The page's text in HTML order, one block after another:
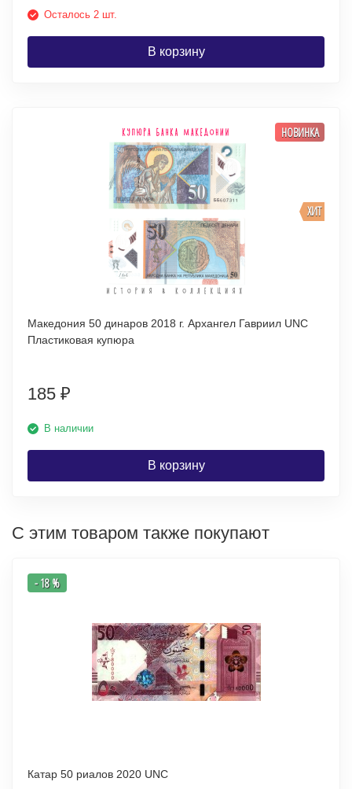
Осталось 2 шт.
В корзину
ХИТ
НОВИНКА
Македония 50 динаров 2018 г. Архангел Гавриил UNC
Пластиковая купюра
185 ₽
В наличии
В корзину
С этим товаром также покупают
- 18 %
Катар 50 риалов 2020 UNC